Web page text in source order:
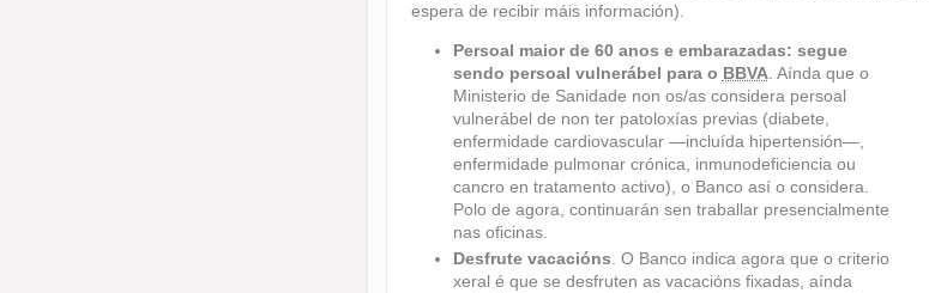
espera de recibir máis información).
Persoal maior de 60 anos e embarazadas: segue
sendo persoal vulnerábel para o BBVA. Aínda que o
Ministerio de Sanidade non os/as considera persoal
vulnerábel de non ter patoloxías previas (diabete,
enfermidade cardiovascular —incluída hipertensión—,
enfermidade pulmonar crónica, inmunodeficiencia ou
cancro en tratamento activo), o Banco así o considera.
Polo de agora, continuarán sen traballar presencialmente
nas oficinas.
Desfrute vacacións. O Banco indica agora que o criterio
xeral é que se desfruten as vacacións fixadas, aínda